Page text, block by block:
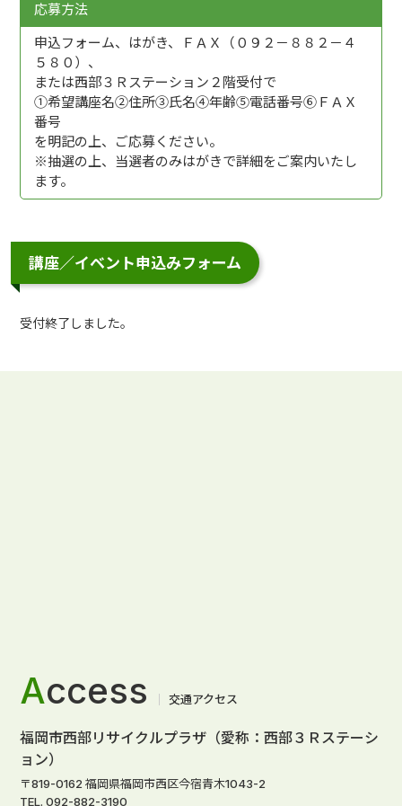
応募方法
申込フォーム、はがき、ＦＡＸ（０９２－８８２－４
５８０）、
または西部３Ｒステーション２階受付で
①希望講座名②住所③氏名④年齢⑤電話番号⑥ＦＡＸ
番号
を明記の上、ご応募ください。
※抽選の上、当選者のみはがきで詳細をご案内いたし
ます。
講座／イベント申込みフォーム
受付終了しました。
Access 交通アクセス
福岡市西部リサイクルプラザ（愛称：西部３Ｒステーシ
ョン）
〒819-0162 福岡県福岡市西区今宿青木1043-2
TEL. 092-882-3190